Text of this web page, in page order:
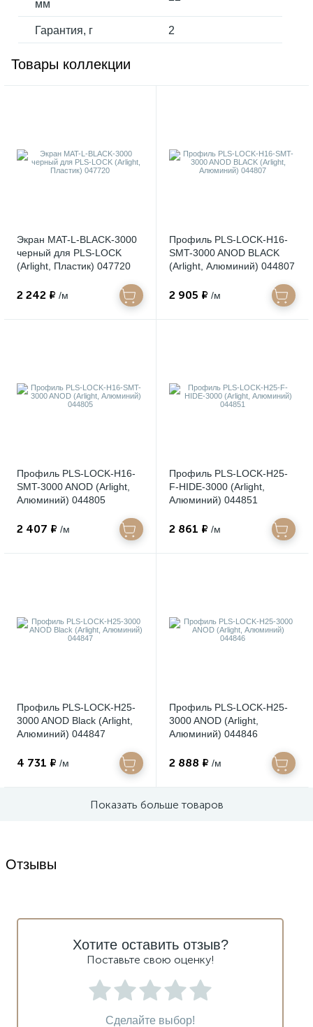
мм
Гарантия, г 2
Товары коллекции
Экран MAT-L-BLACK-3000
черный для PLS-LOCK
(Arlight, Пластик) 047720
2 242 ₽ /м
Профиль PLS-LOCK-H16-
SMT-3000 ANOD BLACK
(Arlight, Алюминий) 044807
2 905 ₽ /м
Профиль PLS-LOCK-H16-
SMT-3000 ANOD (Arlight,
Алюминий) 044805
2 407 ₽ /м
Профиль PLS-LOCK-H25-
F-HIDE-3000 (Arlight,
Алюминий) 044851
2 861 ₽ /м
Профиль PLS-LOCK-H25-
3000 ANOD Black (Arlight,
Алюминий) 044847
4 731 ₽ /м
Профиль PLS-LOCK-H25-
3000 ANOD (Arlight,
Алюминий) 044846
2 888 ₽ /м
Показать больше товаров
Отзывы
Хотите оставить отзыв?
Поставьте свою оценку!
Сделайте выбор!